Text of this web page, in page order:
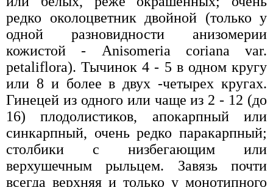
редко околоцветник двойной (только у
одной разновидности анизомерии
кожистой - Anisomeria coriana var.
petaliflorа). Тычинок 4 - 5 в одном кругу
или 8 и более в двух -четырех кругах.
Гинецей из одного или чаще из 2 - 12 (до
16) плодолистиков, апокарпный или
синкарпный, очень редко паракарпный;
столбики с низбегающим или
верхушечным рыльцем. Завязь почти
всегда верхняя и только у монотипного